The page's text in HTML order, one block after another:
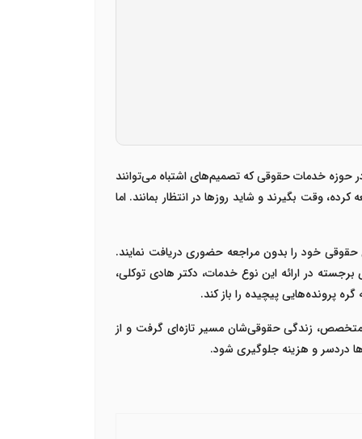
حوزه خدمات حقوقی که تصمیم‌های اشتباه می‌توانند
وقت بگیرند و شاید روزها در انتظار بمانند. اما
خود را بدون مراجعه حضوری دریافت نمایند.
در ارائه این نوع خدمات، دکتر هادی توکلی،
پرونده‌هایی پیچیده را باز کند.
متخصص، زندگی حقوقی‌شان مسیر تازه‌ای گرفت و از
دردسر و هزینه جلوگیری شود.